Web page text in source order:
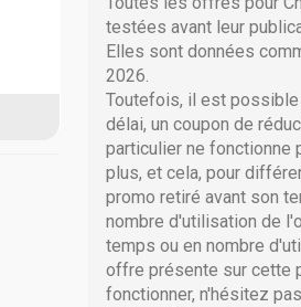
testées avant leur
Elles sont données
2026.
Toutefois, il est possible
délai, un coupon de
particulier ne fonctionne
plus, et cela, pour
promo retiré avant son
nombre d'utilisation de
temps ou en nombre
offre présente sur cette
fonctionner, n'hésitez